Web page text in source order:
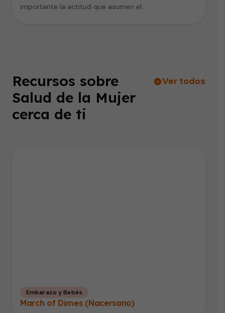
importante la actitud que asumen el…
Recursos sobre
Salud de la Mujer
cerca de ti
Ver todos
Embarazo y Bebés
March of Dimes (Nacersano)